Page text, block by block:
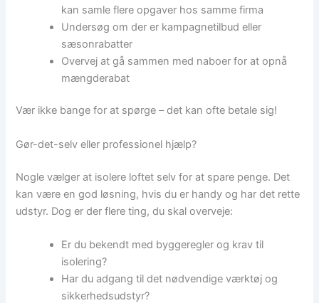
kan samle flere opgaver hos samme firma
Undersøg om der er kampagnetilbud eller
sæsonrabatter
Overvej at gå sammen med naboer for at opnå
mængderabat
Vær ikke bange for at spørge – det kan ofte betale sig!
Gør-det-selv eller professionel hjælp?
Nogle vælger at isolere loftet selv for at spare penge. Det
kan være en god løsning, hvis du er handy og har det rette
udstyr. Dog er der flere ting, du skal overveje:
Er du bekendt med byggeregler og krav til
isolering?
Har du adgang til det nødvendige værktøj og
sikkerhedsudstyr?